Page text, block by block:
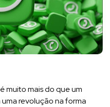
muito mais do que um
revolução na forma